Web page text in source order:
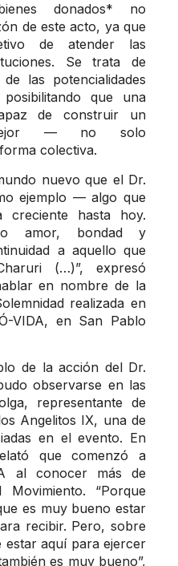
donados* no
de este acto, ya que
de atender las
Se trata de
las potencialidades
que una
de construir un
— no solo
colectiva.
nuevo que el Dr.
ejemplo — algo que
hasta hoy.
amor, bondad y
a aquello que
(…)”, expresó
en nombre de la
realizada en
VIDA, en San Pablo
de la acción del Dr.
observarse en las
representante de
Angelitos IX, una de
en el evento. En
que comenzó a
al conocer más de
“Porque
es muy bueno estar
recibir. Pero, sobre
estar aquí para ejercer
es muy bueno”,